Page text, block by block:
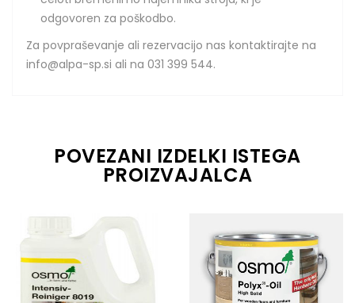
odgovoren za poškodbo.
Za povpraševanje ali rezervacijo nas kontaktirajte na
info@alpa-sp.si ali na 031 399 544.
POVEZANI IZDELKI ISTEGA
PROIZVAJALCA